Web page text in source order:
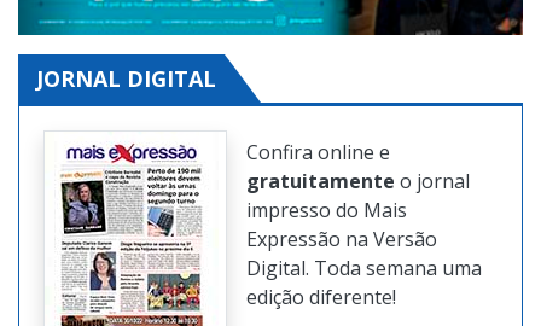
JORNAL DIGITAL
Confira online e
gratuitamente o jornal
impresso do Mais
Expressão na Versão
Digital. Toda semana uma
edição diferente!